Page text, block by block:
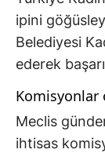
ipini
Belediyesi
ederek
Meclis
ihtisas